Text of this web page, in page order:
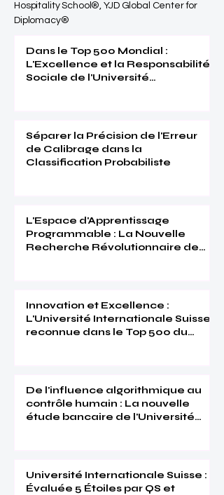
Hospitality School®, YJD Global Center for
Diplomacy®
Dans le Top 500 Mondial :
L'Excellence et la Responsabilité
Sociale de l'Université
Séparer la Précision de l'Erreur
de Calibrage dans la
Classification Probabiliste
L'Espace d'Apprentissage
Programmable : La Nouvelle
Recherche Révolutionnaire de
Innovation et Excellence :
L'Université Internationale Suisse
reconnue dans le Top 500 du
De l'influence algorithmique au
contrôle humain : La nouvelle
étude bancaire de l'Université
Université Internationale Suisse :
Évaluée 5 Étoiles par QS et